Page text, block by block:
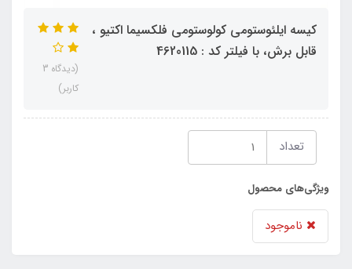
کیسه ایلئوستومی کولوستومی فلکسیما اکتیو ،
قابل برش، با فیلتر کد : 4620115
(دیدگاه 3
کاربر)
تعداد
ویژگی‌های محصول
ناموجود